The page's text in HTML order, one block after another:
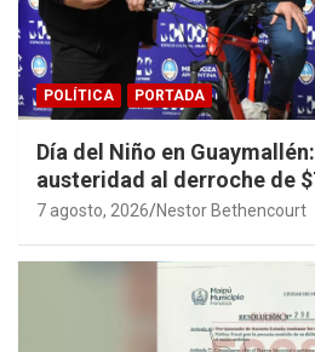
POLÍTICA PORTADA
Día del Niño en
austeridad al derroche de
7 agosto, 2026 Nestor Bethencourt